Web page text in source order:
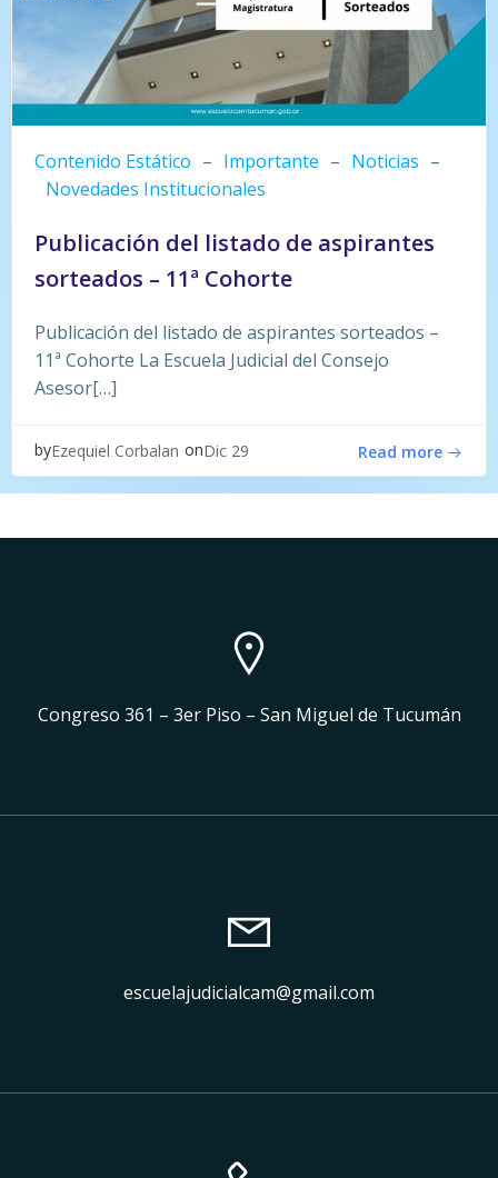
Contenido Estático – Importante – Noticias –
Novedades Institucionales
Publicación del listado de aspirantes
sorteados – 11ª Cohorte
Publicación del listado de aspirantes sorteados –
11ª Cohorte La Escuela Judicial del Consejo
Asesor[…]
byEzequiel Corbalan onDic 29 Read more
Congreso 361 – 3er Piso – San Miguel de Tucumán
escuelajudicialcam@gmail.com